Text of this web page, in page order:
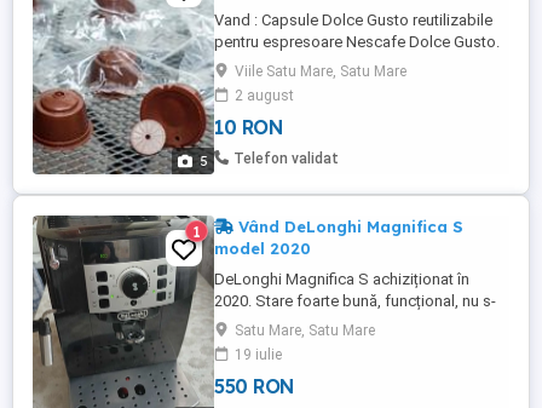
5
Vand : Capsule Dolce Gusto reutilizabile
pentru espresoare Nescafe Dolce Gusto.
Se poate folosi cu orice tip de cafea
macinata . Pretul este pe bucata .
Capsulele sunt noi, sigilate . Capsulele
sunt dotate cu sita de protectie pentru a
nu se scurge cafeaua . Se poate spala
Viile Satu Mare, Satu Mare
2 august
10 RON
Telefon validat
1
Vând DeLonghi Magnifica S
model 2020
DeLonghi Magnifica S achiziționat în
2020. Stare foarte bună, funcțional, nu s-
au întâmpinat probleme tehnice. Stare de
funcționare foarte bună! -Decalcificat
inainte de PREDARE ,S AU FANCURIER. La
Ridicare Personal . ofer clip video
Satu Mare, Satu Mare
19 iulie
550 RON